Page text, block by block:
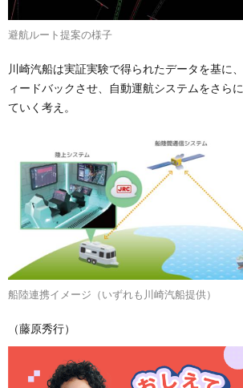
避航ルート提案の様子
川崎汽船は実証実験で得られたデータを基に
ィードバックさせ、自動運航システムをさら
ていく考え。
船陸連携イメージ（いずれも川崎汽船提供）
（藤原秀行）